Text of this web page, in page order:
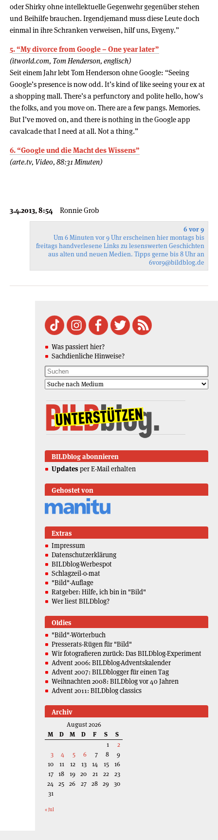
oder Shirky ohne intellektuelle Gegenwehr gegenüber stehen
und Beihilfe brauchen. Irgendjemand muss diese Leute doch
einmal in ihre Schranken verweisen, hilf uns, Evgeny.”
5. “My divorce from Google – One year later”
(itworld.com, Tom Henderson, englisch)
Seit einem Jahr lebt Tom Henderson ohne Google: “Seeing
Google’s presence is now odd. It’s kind of like seeing your ex at
a shopping mall. There’s a perfunctory and polite hello, how’s
the folks, and you move on. There are a few pangs. Memories.
But I’ve moved on, and there is nothing in the Google app
cavalcade that I need at all. Not a thing.”
6. “Google und die Macht des Wissens”
(arte.tv, Video, 88:31 Minuten)
3.4.2013, 8:54 Ronnie Grob
6 vor 9
Um 6 Minuten vor 9 Uhr erscheinen hier montags bis
freitags handverlesene Links zu lesenswerten Geschichten
aus alten und neuen Medien. Tipps gerne bis 8 Uhr an
6vor9@bildblog.de
Was passiert hier?
Sachdienliche Hinweise?
BILDblog abonnieren
Updates per E-Mail erhalten
Gehostet von
Extras
Impressum
Datenschutzerklärung
BILDblog-Werbespot
Schlagzeil-o-mat
"Bild"-Auflage
Ratgeber: Hilfe, ich bin in "Bild"
Wer liest BILDblog?
Oldies
"Bild"-Wörterbuch
Presserats-Rügen für "Bild"
Wir fotografieren zurück: Das BILDblog-Experiment
Advent 2006: BILDblog-Adventskalender
Advent 2007: BILDblogger für einen Tag
Weihnachten 2008: BILDblog vor 40 Jahren
Advent 2011: BILDblog classics
Archiv
August 2026
M
D M D F S
S
1
2
3
4 5 6 7 8
9
10
11 12 13 14 15
16
17 18 19 20 21 22
23
24 25 26 27 28 29 30
31
« Jul